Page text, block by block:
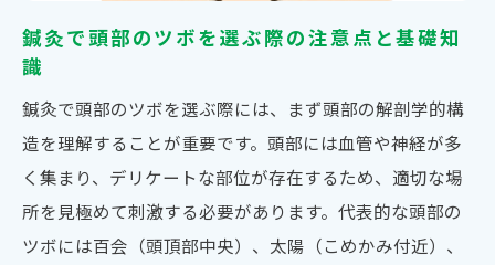
説
ニズム
頭部のツボを使った症状別鍼灸ケアのコツ
セルフケアで役立つ頭部ツボの見つけ方
鍼灸の視点で頭部ツボの位置を正しく探す
コツ
鍼灸で頭部のツボを選ぶ際の注意点と基礎知
識
鍼灸で頭部のツボを選ぶ際には、まず頭部の解剖学的構
造を理解することが重要です。頭部には血管や神経が多
く集まり、デリケートな部位が存在するため、適切な場
所を見極めて刺激する必要があります。代表的な頭部の
ツボには百会（頭頂部中央）、太陽（こめかみ付近）、